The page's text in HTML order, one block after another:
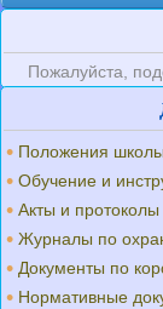
Пожалуйста,
Положения школы
Обучение и
Акты и
Журналы по
Документы по
Нормативные